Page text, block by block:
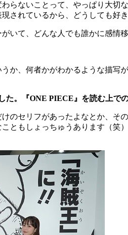
らないことって、やっぱり大切
されているから、どうしても好
いて、どんな人でも誰かに感情
か、何者かがわかるような描写
。『ONE PIECE』を読む上で
セリフがあったよなとか、そ
ともしょっちゅうあります（笑）